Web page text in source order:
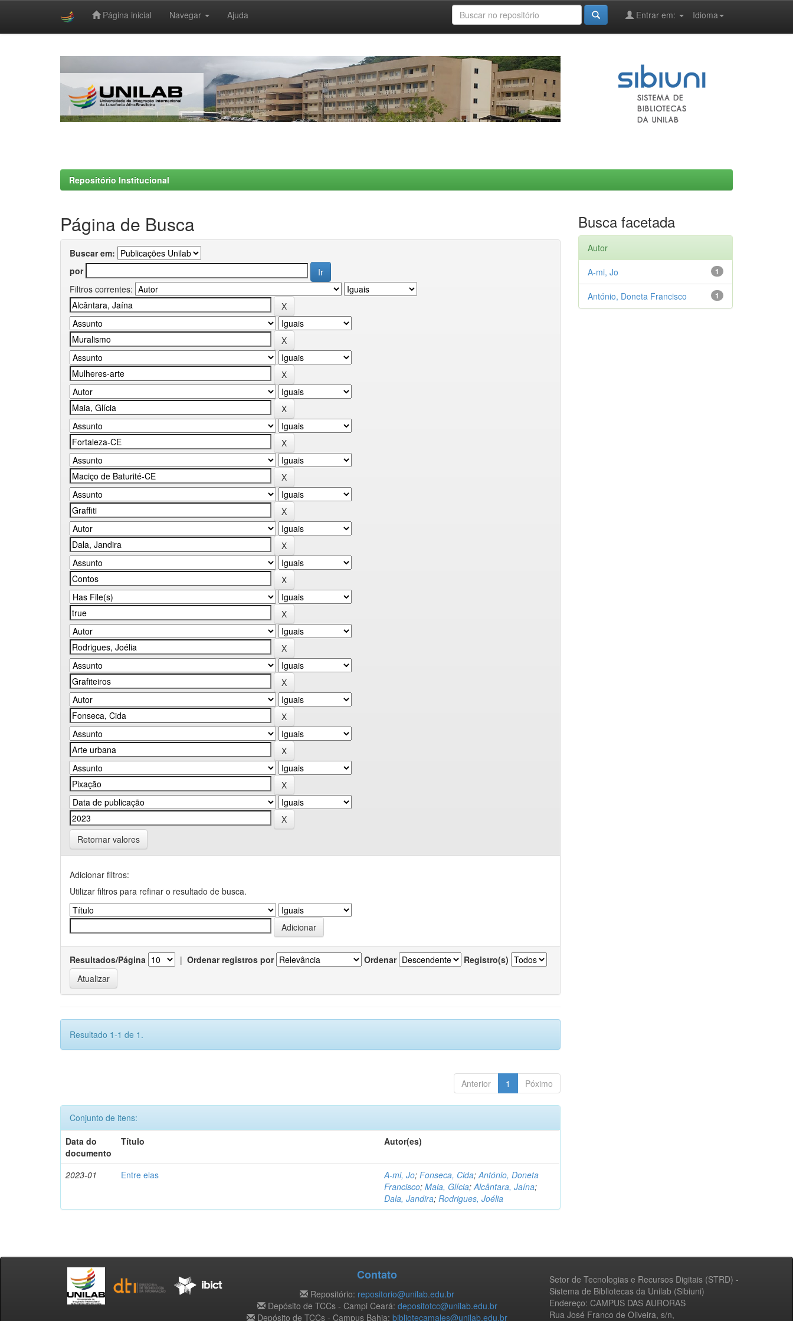
Página inicial Navegar Ajuda Idioma
Entrar em:
Repositório Institucional
Página de Busca
Buscar em:
por
Filtros correntes:
Retornar valores
Adicionar filtros:
Utilizar filtros para refinar o resultado de busca.
Resultados/Página | Ordenar registros por Ordenar Registro(s)
Resultado 1-1 de 1.
Anterior 1 Póximo
Conjunto de itens:
Data do
documento
Título Autor(es)
2023-01 Entre elas A-mi, Jo;Fonseca, Cida;António, Doneta
Francisco;Maia, Glícia;Alcântara, Jaína;
Dala, Jandira;Rodrigues, Joélia
Busca facetada
Autor
1
A-mi, Jo
1
António, Doneta Francisco
Setor de Tecnologias e Recursos Digitais (STRD) -
Sistema de Bibliotecas da Unilab (Sibiuni)
Endereço: CAMPUS DAS AURORAS
Rua José Franco de Oliveira, s/n,
Contato
Repositório: repositorio@unilab.edu.br
Depósito de TCCs - Campi Ceará: depositotcc@unilab.edu.br
Depósito de TCCs - Campus Bahia: bibliotecamales@unilab.edu.br